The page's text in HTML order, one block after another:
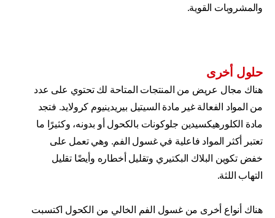
والمشروبات القوية.
حلول أخرى
هناك مجال عريض من المنتجات المتاحة لك تحتوي على عدد
من المواد الفعالة غير مادة السيتيل بيريدينيوم كرولايد. فتجد
مادة الكلورهيكسيدين جلوكونات بالكحول أو بدونه، وكثيرًا ما
تعتبر أكثر المواد فاعلية في غسول الفم. وهي تعمل على
خفض تكوين البلاك البكتيري وتقليل أخطاره وأيضًا تقليل
التهاب اللثة.
هناك أنواع أخرى من غسول الفم الخالي من الكحول اكتسبت